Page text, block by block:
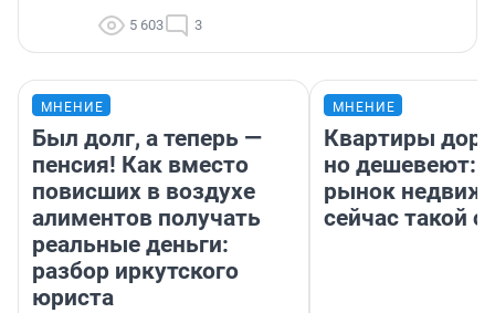
5 603 3
МНЕНИЕ
Был долг, а теперь —
пенсия! Как вместо
повисших в воздухе
алиментов получать
реальные деньги:
разбор иркутского
юриста
МНЕНИЕ
Квартиры
но дешевеют:
рынок
сейчас такой